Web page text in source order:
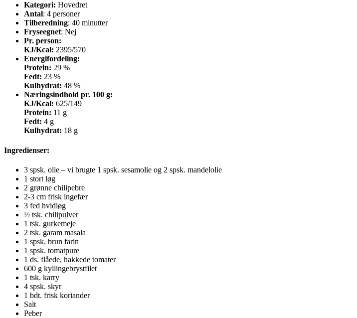
Kategori: Hovedret
Antal: 4 personer
Tilberedning: 40 minutter
Fryseegnet: Nej
Pr. person:
KJ/Kcal: 2395/570
Energifordeling:
Protein: 29 %
Fedt: 23 %
Kulhydrat: 48 %
Næringsindhold pr. 100 g:
KJ/Kcal: 625/149
Protein: 11 g
Fedt: 4 g
Kulhydrat: 18 g
Ingredienser:
3 spsk. olie – vi brugte 1 spsk. sesamolie og 2 spsk. mandelolie
1 stort løg
2 grønne chilipebre
2-3 cm frisk ingefær
3 fed hvidløg
½ tsk. chilipulver
1 tsk. gurkemeje
2 tsk. garam masala
1 spsk. brun farin
1 spsk. tomatpure
1 ds. flåede, hakkede tomater
600 g kyllingebrystfilet
1 tsk. karry
4 spsk. skyr
1 bdt. frisk koriander
Salt
Peber